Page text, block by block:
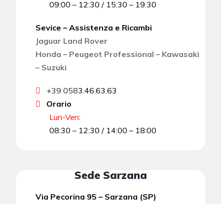
09:00 – 12:30 / 15:30 – 19:30
Sevice – Assistenza e Ricambi
Jaguar Land Rover
Honda – Peugeot Professional – Kawasaki
– Suzuki
+39 0583.46.63.63
Orario
Lun-Ven:
08:30 – 12:30 / 14:00 – 18:00
Sede Sarzana
Via Pecorina 95 – Sarzana (SP)